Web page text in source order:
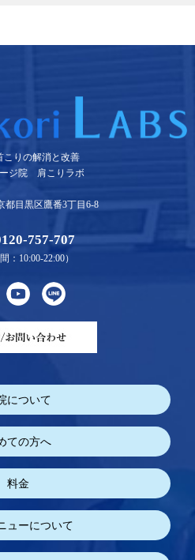
こりの解消と改善
ジ院 肩こりラボ
都目黒区鷹番3丁目6-8
757-707
：10:00-22:00）
について
ての方へ
料金
ューについて